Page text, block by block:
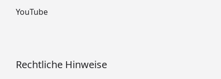
YouTube
Rechtliche Hinweise